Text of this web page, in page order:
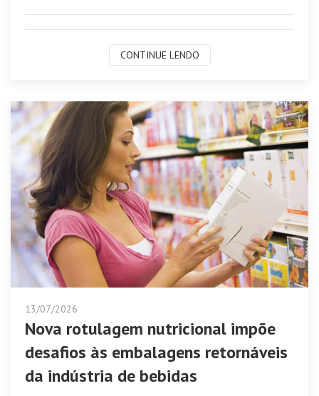
CONTINUE LENDO
13/07/2026
Nova rotulagem nutricional impõe
desafios às embalagens retornáveis
da indústria de bebidas